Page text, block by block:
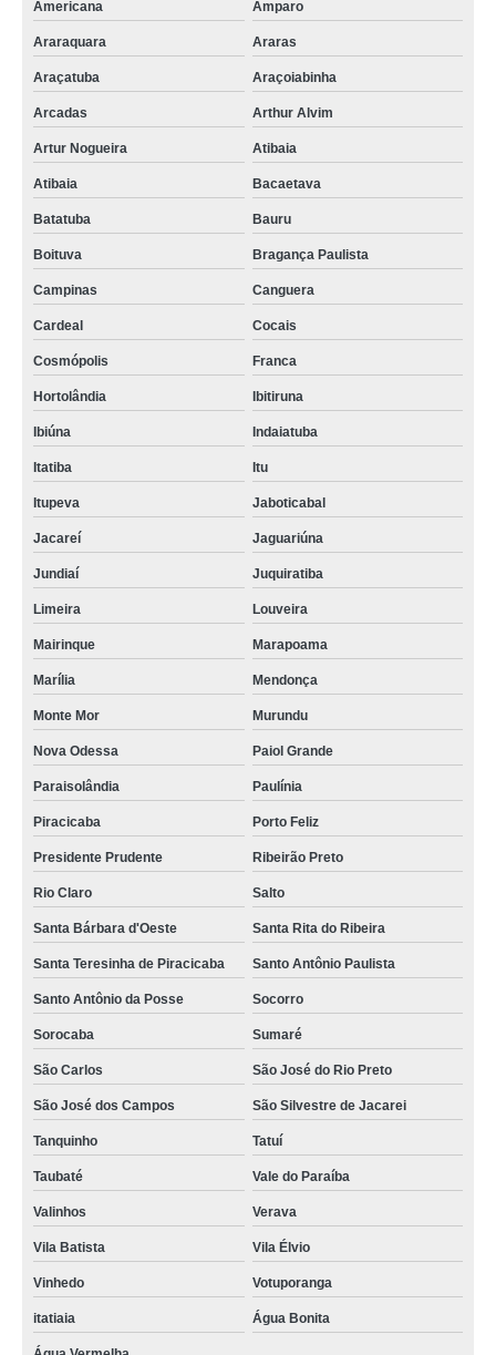
Americana Amparo
Araraquara Araras
Araçatuba Araçoiabinha
Arcadas Arthur Alvim
Artur Nogueira Atibaia
Atibaia Bacaetava
Batatuba Bauru
Boituva Bragança Paulista
Campinas Canguera
Cardeal Cocais
Cosmópolis Franca
Hortolândia Ibitiruna
Ibiúna Indaiatuba
Itatiba Itu
Itupeva Jaboticabal
Jacareí Jaguariúna
Jundiaí Juquiratiba
Limeira Louveira
Mairinque Marapoama
Marília Mendonça
Monte Mor Murundu
Nova Odessa Paiol Grande
Paraisolândia Paulínia
Piracicaba Porto Feliz
Presidente Prudente Ribeirão Preto
Rio Claro Salto
Santa Bárbara d'Oeste Santa Rita do Ribeira
Santa Teresinha de Piracicaba Santo Antônio Paulista
Santo Antônio da Posse Socorro
Sorocaba Sumaré
São Carlos São José do Rio Preto
São José dos Campos São Silvestre de Jacarei
Tanquinho Tatuí
Taubaté Vale do Paraíba
Valinhos Verava
Vila Batista Vila Élvio
Vinhedo Votuporanga
itatiaia Água Bonita